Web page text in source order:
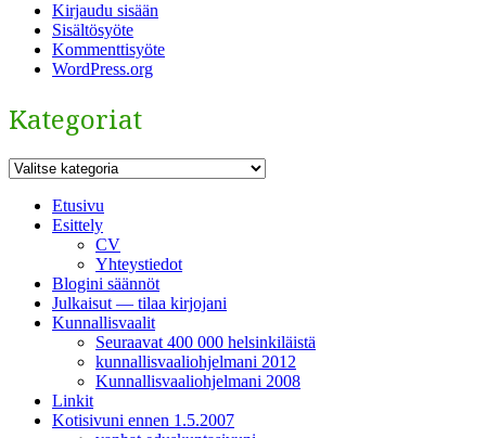
Kirjaudu sisään
Sisältösyöte
Kommenttisyöte
WordPress.org
Kategoriat
Kategoriat
Etusivu
Esittely
CV
Yhteystiedot
Blogini säännöt
Julkaisut — tilaa kirjojani
Kunnallisvaalit
Seuraavat 400 000 helsinkiläistä
kunnallisvaaliohjelmani 2012
Kunnallisvaaliohjelmani 2008
Linkit
Kotisivuni ennen 1.5.2007